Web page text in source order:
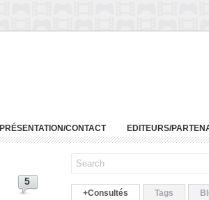
PRÉSENTATION/CONTACT EDITEURS/
5
+Consultés Tags